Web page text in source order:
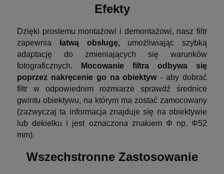
Efekty
Dzięki prostemu montażowi i demontażowi, nasz filtr
zapewnia łatwą obsługę,umożliwiając szybką
adaptację do zmieniających się warunków
fotograficznych.
Mocowanie filtra odbywa się
poprzez nakręcenie go na obiektyw- aby dobrać
filtr w odpowiednim rozmiarze sprawdź średnice
gwintu obiektywu, na którym ma zostać zamocowany
(zazwyczaj ta informacja znajduje się na obiektywie
lub dekielku i jest oznaczona znakiem Φ np. Φ52
mm).
Wszechstronne Zastosowanie